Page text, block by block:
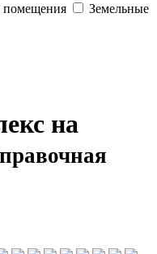
помещения
Земельные
на